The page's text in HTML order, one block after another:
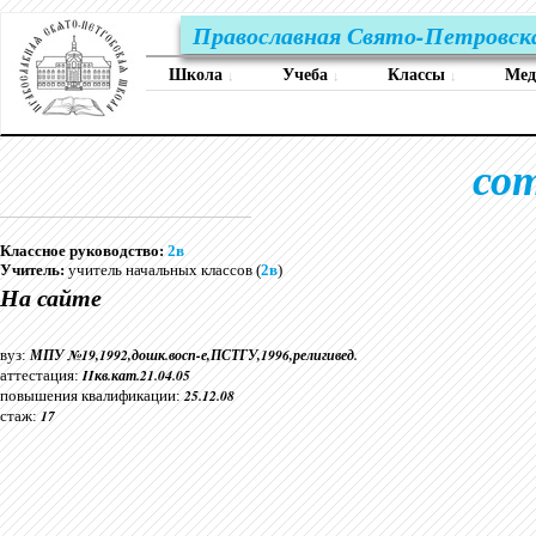
Православная Свято-
Школа ↓ Учеба ↓ Классы ↓
Классное руководство: 2в
Учитель:учитель начальных классов (2в)
На сайте
вуз:МПУ №19,1992,дошк.восп-е,ПСТГУ,1996,религивед.
аттестация:IIкв.кат.21.04.05
повышения квалификации:25.12.08
стаж:17